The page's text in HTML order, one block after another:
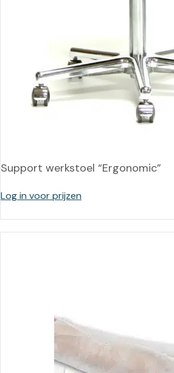
Support werkstoel “Ergonomic”
Log in voor prijzen